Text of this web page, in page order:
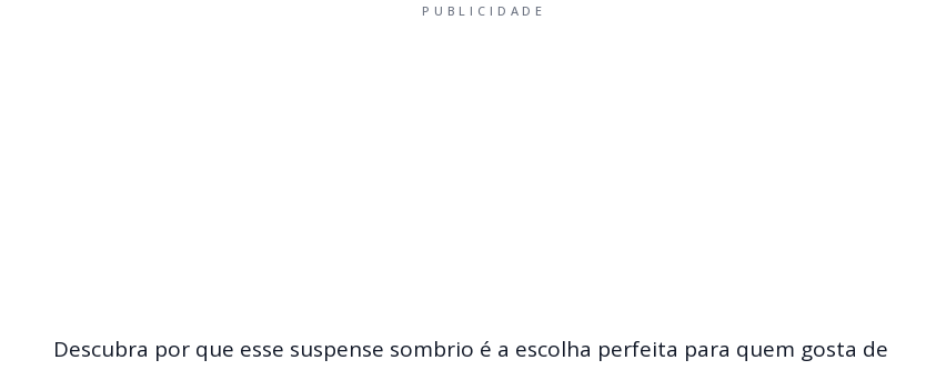
PUBLICIDADE
Descubra por que esse suspense sombrio é a escolha perfeita para quem gosta de